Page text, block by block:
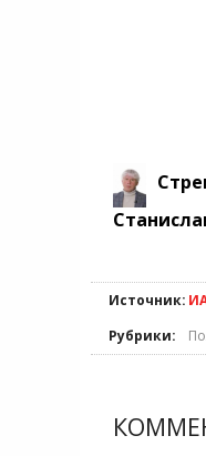
Источник:
Рубрики: